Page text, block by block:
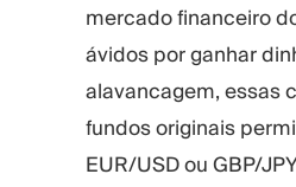
mercado financeiro
ávidos por ganhar
alavancagem, essas
fundos originais
EUR/USD ou GBP/